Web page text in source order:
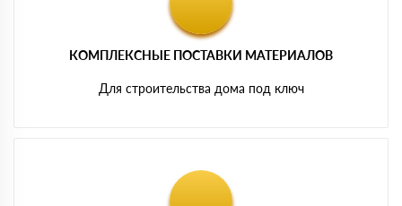
КОМПЛЕКСНЫЕ ПОСТАВКИ МАТЕРИАЛОВ
Для строительства дома под ключ